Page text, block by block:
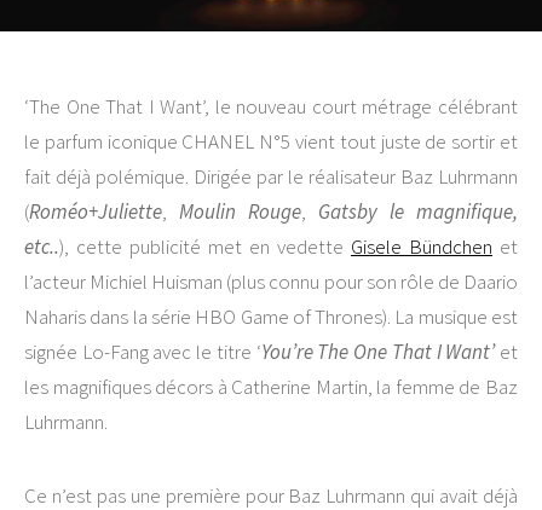
‘The One That I Want’, le nouveau court métrage célébrant
le parfum iconique CHANEL N°5 vient tout juste de sortir et
fait déjà polémique. Dirigée par le réalisateur Baz Luhrmann
(Roméo+Juliette, Moulin Rouge, Gatsby le magnifique,
etc..), cette publicité met en vedette Gisele Bündchen et
l’acteur Michiel Huisman (plus connu pour son rôle de Daario
Naharis dans la série HBO Game of Thrones). La musique est
signée Lo-Fang avec le titre ‘You’re The One That I Want’et
les magnifiques décors à Catherine Martin, la femme de Baz
Luhrmann.
Ce n’est pas une première pour Baz Luhrmann qui avait déjà